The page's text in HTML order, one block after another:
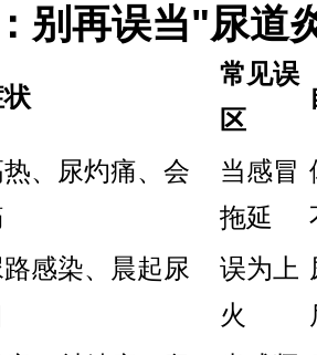
别再误当"尿道
常见误
区
、尿灼痛、会
当感冒
拖延
感染、晨起尿
误为上
火